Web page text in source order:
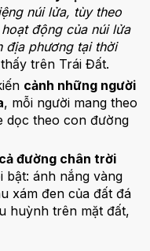
núi lửa, tùy theo
động của núi lửa
địa phương tại thời
trên Trái Đất.
cảnh những người
, mỗi người mang theo
dọc theo con đường
đường chân trời
bật: ánh nắng vàng
xám đen của đất đá
huỳnh trên mặt đất,